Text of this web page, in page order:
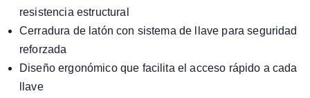
resistencia estructural
Cerradura de latón con sistema de llave para seguridad
reforzada
Diseño ergonómico que facilita el acceso rápido a cada
llave